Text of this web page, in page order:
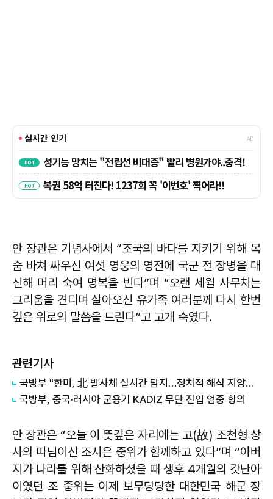
안 장관은 기념사에서 “조국의 바다를 지키기 위해 목
숨 바쳐 싸우신 여섯 영웅의 영전에 국군 전 장병을 대
신해 머리 숙여 명복을 빈다”며 “오랜 세월 사무치는
그리움을 견디며 살아오신 유가족 여러분께 다시 한번
깊은 위로의 말씀을 드린다”고 고개 숙였다.
관련기사
국방부 "한미, 北 발사체 실시간 탐지…정치적 해석 지양해달라"
국방부, 중국·러시아 군용기 KADIZ 무단 진입 엄중 항의
안 장관은 “오늘 이 뜻깊은 자리에는 고(故) 조천형 상
사의 따님이신 조시은 중위가 함께하고 있다”며 “아버
지가 나라를 위해 산화하셨을 때 생후 4개월의 갓난아
이였던 조 중위는 이제 보무당당한 대한민국 해군 장